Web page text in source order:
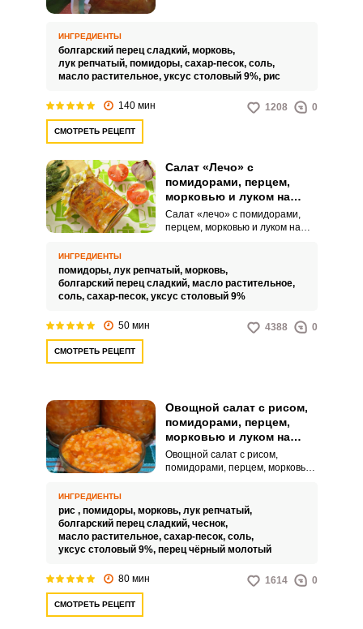
идеален для тех, кто соблюдает
пост.
ИНГРЕДИЕНТЫ
болгарский перец сладкий, морковь,
лук репчатый, помидоры, сахар-песок, соль,
масло растительное, уксус столовый 9%, рис
140 мин 1208 0
СМОТРЕТЬ РЕЦЕПТ
Салат «Лечо» с
помидорами, перцем,
морковью и луком на
зиму
Салат «лечо» с помидорами,
перцем, морковью и луком на
привлекательным внешним
видом. Такой аппетитный
продукт дополнит ваши
ИНГРЕДИЕНТЫ
помидоры, лук репчатый, морковь,
болгарский перец сладкий, масло растительное,
соль, сахар-песок, уксус столовый 9%
50 мин 4388 0
СМОТРЕТЬ РЕЦЕПТ
Овощной салат с рисом,
помидорами, перцем,
морковью и луком на
зиму
Овощной салат с рисом,
помидорами, перцем, морковью
вкусное и полезное блюдо,
которое можно быстро
разогреть и съесть в любое
время. Такой салат можно
мясным или рыбным блюдам, а
также подавать как закуску к
ИНГРЕДИЕНТЫ
рис , помидоры, морковь, лук репчатый,
болгарский перец сладкий, чеснок,
масло растительное, сахар-песок, соль,
уксус столовый 9%, перец чёрный молотый
80 мин 1614 0
СМОТРЕТЬ РЕЦЕПТ
ВХОД НА САЙТ РЕГИСТРАЦИЯ
с помощью социальных сетей: